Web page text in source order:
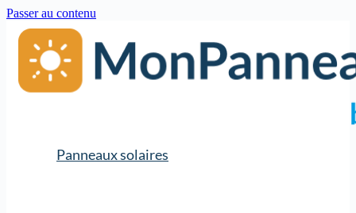
Passer au contenu
Panneaux solaires